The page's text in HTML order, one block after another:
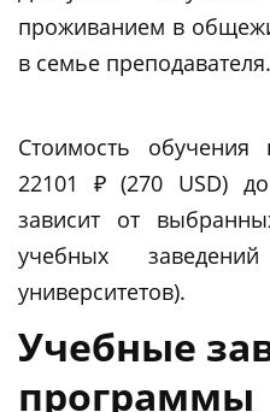
проживанием в
в семье преподавателя.
Стоимость
22101 ₽ (270 USD)
зависит от
учебных
университетов).
Учебные
программы